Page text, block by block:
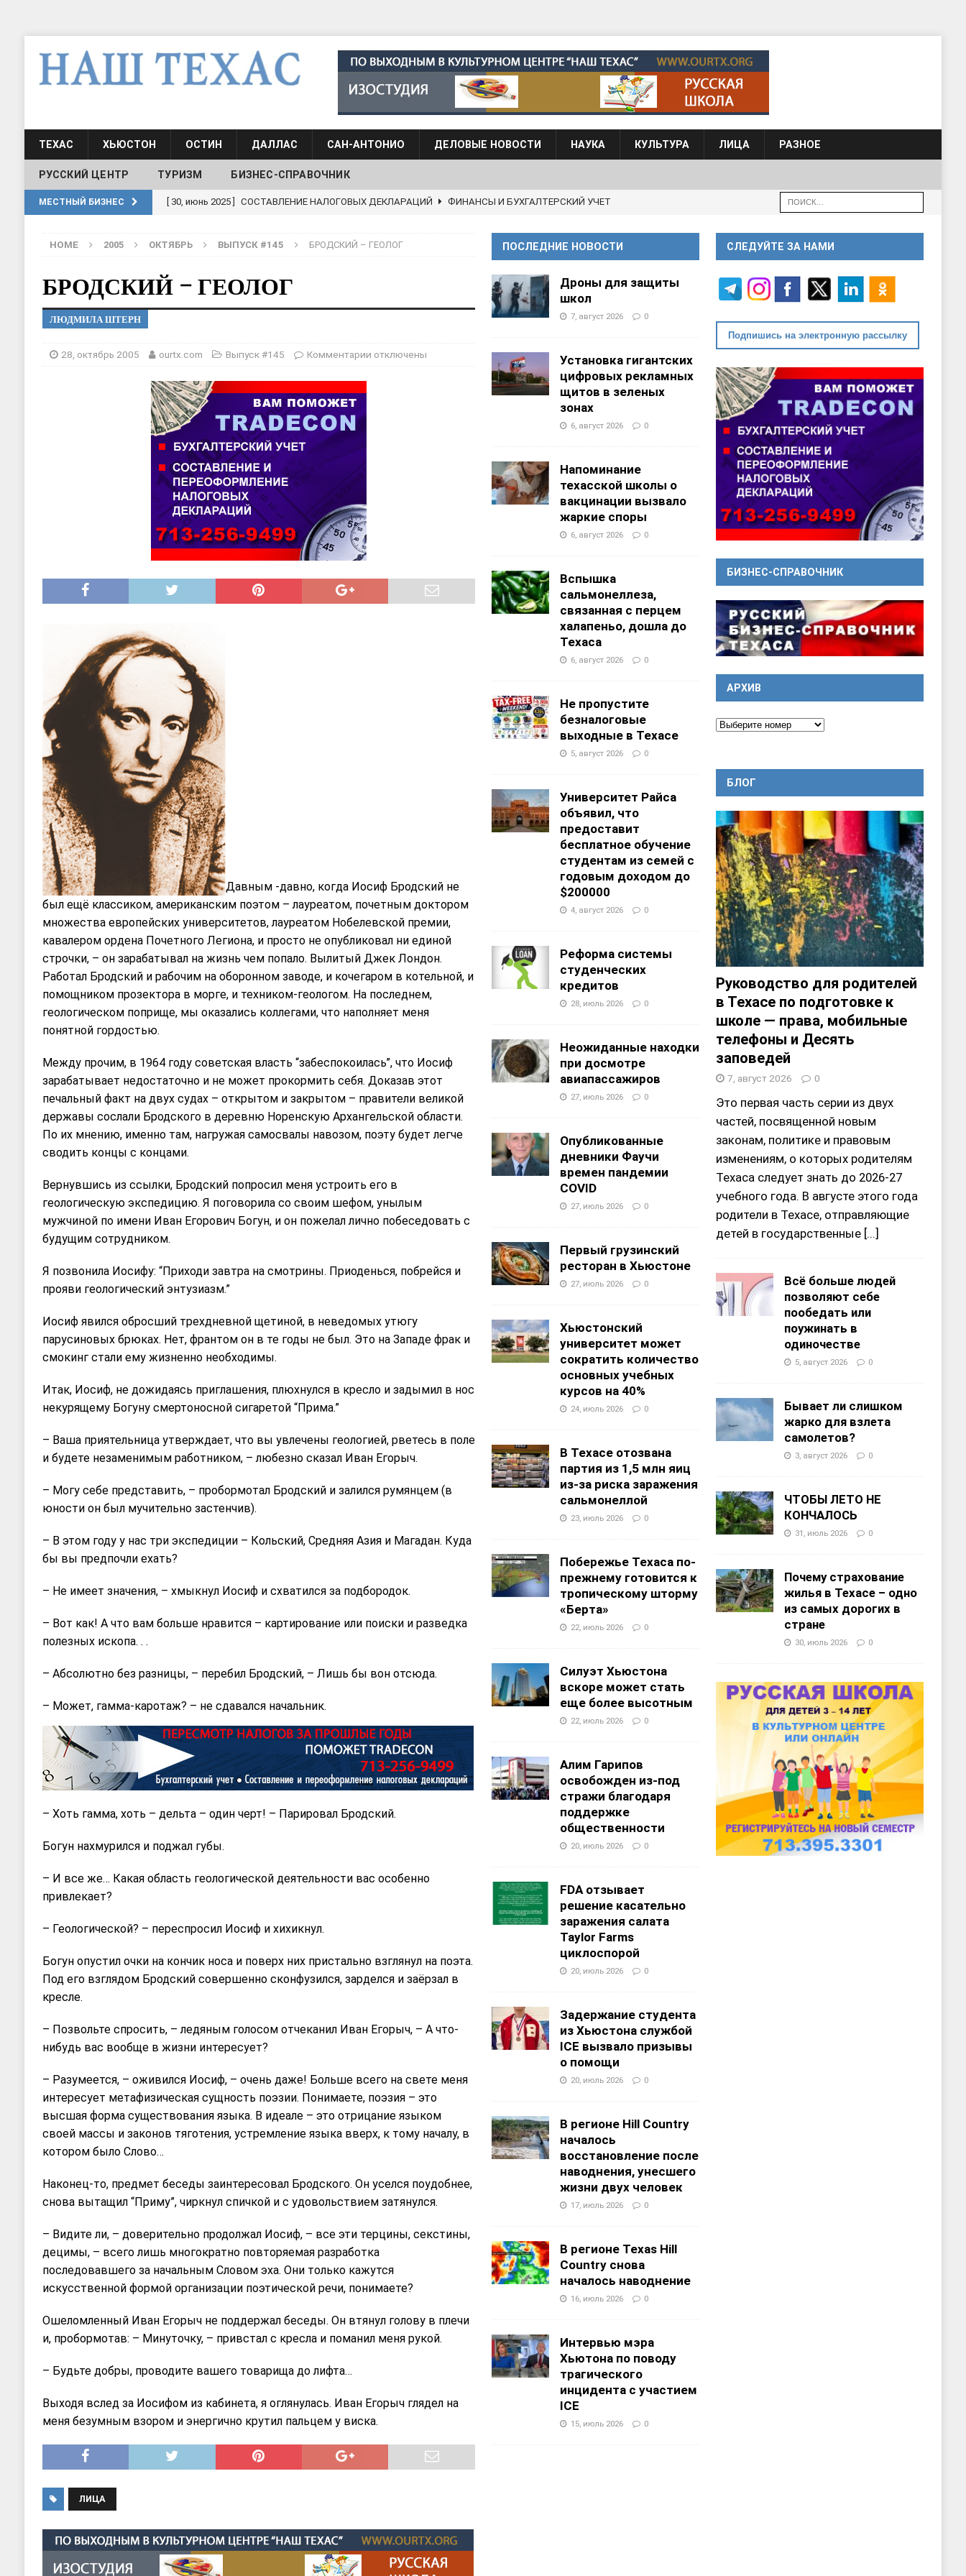
ТЕХАС ХЬЮСТОН ОСТИН ДАЛЛАС САН-АНТОНИО ДЕЛОВЫЕ НОВОСТИ НАУКА КУЛЬТУРА ЛИЦА РАЗНОЕ
РУССКИЙ ЦЕНТР ТУРИЗМ БИЗНЕС-СПРАВОЧНИК
МЕСТНЫЙ БИЗНЕС [ 30, июнь 2025 ] СОСТАВЛЕНИЕ НАЛОГОВЫХ ДЕКЛАРАЦИЙ ФИНАНСЫ И БУХГАЛТЕРСКИЙ УЧЕТ
ШКОЛЫ И ДЕТСКИЕ САДЫ
[ 19, июль 2017 ] Школа русского языка при культурном центре “Наш Техас” ШКОЛЫ И
[ 20, август 2025 ]
HOME 2005 ОКТЯБРЬ ВЫПУСК #145 БРОДСКИЙ – ГЕОЛОГ
БРОДСКИЙ – ГЕОЛОГ
ЛЮДМИЛА ШТЕРН
28, октябрь 2005 ourtx.com Выпуск #145 Комментарии отключены
Давным -давно, когда Иосиф Бродский не
был ещё классиком, американским поэтом – лауреатом, почетным доктором
множества европейских университетов, лауреатом Нобелевской премии,
кавалером ордена Почетного Легиона, и просто не опубликовал ни единой
строчки, – он зарабатывал на жизнь чем попало. Вылитый Джек Лондон.
Работал Бродский и рабочим на оборонном заводе, и кочегаром в котельной, и
помощником прозектора в морге, и техником-геологом. На последнем,
геологическом поприще, мы оказались коллегами, что наполняет меня
понятной гордостью.
Между прочим, в 1964 году советская власть “забеспокоилась”, что Иосиф
зарабатывает недостаточно и не может прокормить себя. Доказав этот
печальный факт на двух судах – открытом и закрытом – правители великой
державы сослали Бродского в деревню Норeнскую Архангельской области.
По их мнению, именно там, нагружая самосвалы навозом, поэту будет легче
сводить концы с концами.
Вернувшись из ссылки, Бродский попросил меня устроить его в
геологическую экспедицию. Я поговорила со своим шефом, унылым
мужчиной по имени Иван Егорович Богун, и он пожелал лично побеседовать с
будущим сотрудником.
Я позвонила Иосифу: “Приходи завтра на смотрины. Приоденься, побрейся и
прояви геологический энтузиазм.”
Иосиф явился обросший трехдневной щетиной, в неведомых утюгу
парусиновых брюках. Нет, франтом он в те годы не был. Это на Западе фрак и
смокинг стали ему жизненно необходимы.
Итак, Иосиф, не дожидаясь приглашения, плюхнулся в кресло и задымил в нос
некурящему Богуну смертоносной сигаретой “Прима.”
– Ваша приятельница утверждает, что вы увлечены геологией, рветесь в поле
и будете незаменимым работником, – любезно сказал Иван Егорыч.
– Могу себе представить, – пробормотал Бродский и залился румянцем (в
юности он был мучительно застенчив).
– В этом году у нас три экспедиции – Кольский, Средняя Азия и Магадан. Куда
бы вы предпочли ехать?
– Не имеет значения, – хмыкнул Иосиф и схватился за подбородок.
– Вот как! А что вам больше нравится – картирование или поиски и разведка
полезных ископа. . .
– Абсолютно без разницы, – перебил Бродский, – Лишь бы вон отсюда.
– Может, гамма-каротаж? – не сдавался начальник.
– Хоть гамма, хоть – дельта – один черт! – Парировал Бродский.
Богун нахмурился и поджал губы.
– И все же… Какая область геологической деятельности вас особенно
привлекает?
– Геологической? – переспросил Иосиф и хихикнул.
Богун опустил очки на кончик носа и поверх них пристально взглянул на поэта.
Под его взглядом Бродский совершенно сконфузился, зарделся и заёрзал в
кресле.
– Позвольте спросить, – ледяным голосом отчеканил Иван Егорыч, – А что-
нибудь вас вообще в жизни интересует?
– Разумеется, – оживился Иосиф, – очень даже! Больше всего на свете меня
интересует метафизическая сущность поэзии. Понимаете, поэзия – это
высшая форма существования языка. В идеале – это отрицание языком
своей массы и законов тяготения, устремление языка вверх, к тому началу, в
котором было Слово…
Наконец-то, предмет беседы заинтересовал Бродского. Он уселся поудобнее,
снова вытащил “Приму”, чиркнул спичкой и с удовольствием затянулся.
– Видите ли, – доверительно продолжал Иосиф, – все эти терцины, секстины,
децимы, – всего лишь многократно повторяемая разработка
последовавшего за начальным Словом эха. Они только кажутся
искусственной формой организации поэтической речи, понимаете?
Ошеломленный Иван Егорыч не поддержал беседы. Он втянул голову в плечи
и, пробормотав: – Минуточку, – привстал с кресла и поманил меня рукой.
– Будьте добры, проводите вашего товарища до лифта…
Выходя вслед за Иосифом из кабинета, я оглянулась. Иван Егорыч глядел на
меня безумным взором и энергично крутил пальцем у виска.
ЛИЦА
ПОСЛЕДНИЕ НОВОСТИ
Дроны для защиты
школ
7, август 2026 0
Установка гигантских
цифровых рекламных
щитов в зеленых
зонах
6, август 2026 0
Напоминание
техасской школы о
вакцинации вызвало
жаркие споры
6, август 2026 0
Вспышка
сальмонеллеза,
связанная с перцем
халапеньо, дошла до
Техаса
6, август 2026 0
Не пропустите
безналоговые
выходные в Техасе
5, август 2026 0
Университет Райса
объявил, что
предоставит
бесплатное обучение
студентам из семей с
годовым доходом до
$200000
4, август 2026 0
Реформа системы
студенческих
кредитов
28, июль 2026 0
Неожиданные находки
при досмотре
авиапассажиров
27, июль 2026 0
Опубликованные
дневники Фаучи
времен пандемии
COVID
27, июль 2026 0
Первый грузинский
ресторан в Хьюстоне
27, июль 2026 0
Хьюстонский
университет может
сократить количество
основных учебных
курсов на 40%
24, июль 2026 0
В Техасе отозвана
партия из 1,5 млн яиц
из-за риска заражения
сальмонеллой
23, июль 2026 0
Побережье Техаса по-
прежнему готовится к
тропическому шторму
«Берта»
22, июль 2026 0
Силуэт Хьюстона
вскоре может стать
еще более высотным
22, июль 2026 0
Алим Гарипов
освобожден из-под
стражи благодаря
поддержке
общественности
20, июль 2026 0
FDA отзывает
решение касательно
заражения салата
Taylor Farms
циклоспорой
20, июль 2026 0
Задержание студента
из Хьюстона службой
ICE вызвало призывы
о помощи
20, июль 2026 0
В регионе Hill Country
началось
восстановление после
наводнения, унесшего
жизни двух человек
17, июль 2026 0
В регионе Texas Hill
Country снова
началось наводнение
16, июль 2026 0
Интервью мэра
Хьютона по поводу
трагического
инцидента с участием
ICE
15, июль 2026 0
СЛЕДУЙТЕ ЗА НАМИ
Подпишись на электронную рассылку
БИЗНЕС-СПРАВОЧНИК
АРХИВ
БЛОГ
Руководство для родителей
в Техасе по подготовке к
школе — права, мобильные
телефоны и Десять
заповедей
7, август 2026 0
Это первая часть серии из двух
частей, посвященной новым
законам, политике и правовым
изменениям, о которых родителям
Техаса следует знать до 2026-27
учебного года. В августе этого года
родители в Техасе, отправляющие
детей в государственные [...]
Всё больше людей
позволяют себе
пообедать или
поужинать в
одиночестве
5, август 2026 0
Бывает ли слишком
жарко для взлета
самолетов?
3, август 2026 0
ЧТОБЫ ЛЕТО НЕ
КОНЧАЛОСЬ
31, июль 2026 0
Почему страхование
жилья в Техасе – одно
из самых дорогих в
стране
30, июль 2026 0